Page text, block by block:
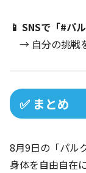
📱 SNSで「#パ
→ 自分の挑戦
✅ まとめ
8月9日の「パル
身体を自由自在